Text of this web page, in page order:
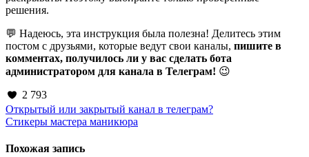
решения.
💬 Надеюсь, эта инструкция была полезна! Делитесь этим
постом с друзьями, которые ведут свои каналы, пишите в
комментах, получилось ли у вас сделать бота
администратором для канала в Телеграм! 😉
2 793
Навигация
по
записям
Открытый или закрытый канал в телеграм?
Стикеры мастера маникюра
Похожая запись